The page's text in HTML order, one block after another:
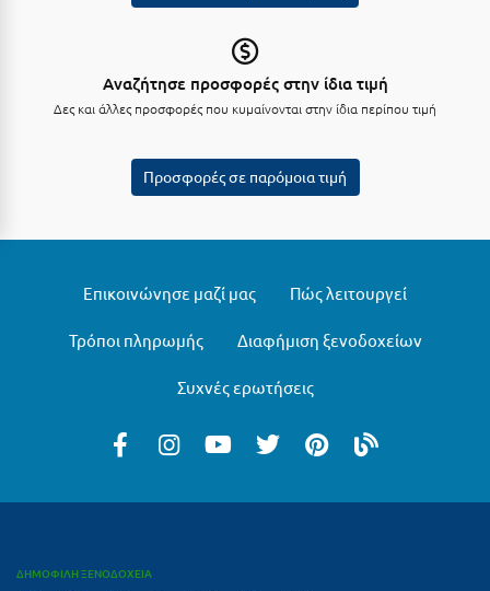
Φιλιατρά Μεσσηνίας
Χαλκιδική
Αναζήτησε προσφορές στην ίδια τιμή
Δες και άλλες προσφορές που κυμαίνονται στην ίδια περίπου τιμή
Προσφορές σε παρόμοια τιμή
Επικοινώνησε μαζί μας Πώς λειτουργεί
Τρόποι πληρωμής Διαφήμιση ξενοδοχείων
Συχνές ερωτήσεις
ΔΗΜΟΦΙΛΗ ΞΕΝΟΔΟΧΕΙΑ